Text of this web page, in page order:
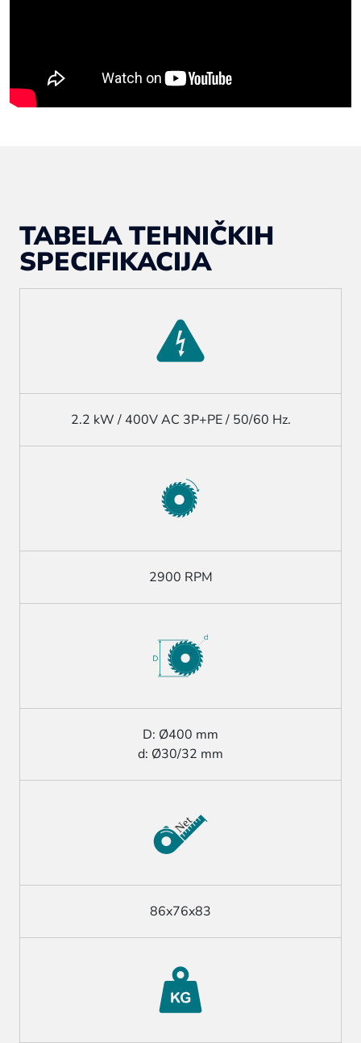
TABELA TEHNIČKIH
SPECIFIKACIJA
2.2 kW / 400V AC 3P+PE / 50/60 Hz.
2900 RPM
D: Ø400 mm
d: Ø30/32 mm
86x76x83